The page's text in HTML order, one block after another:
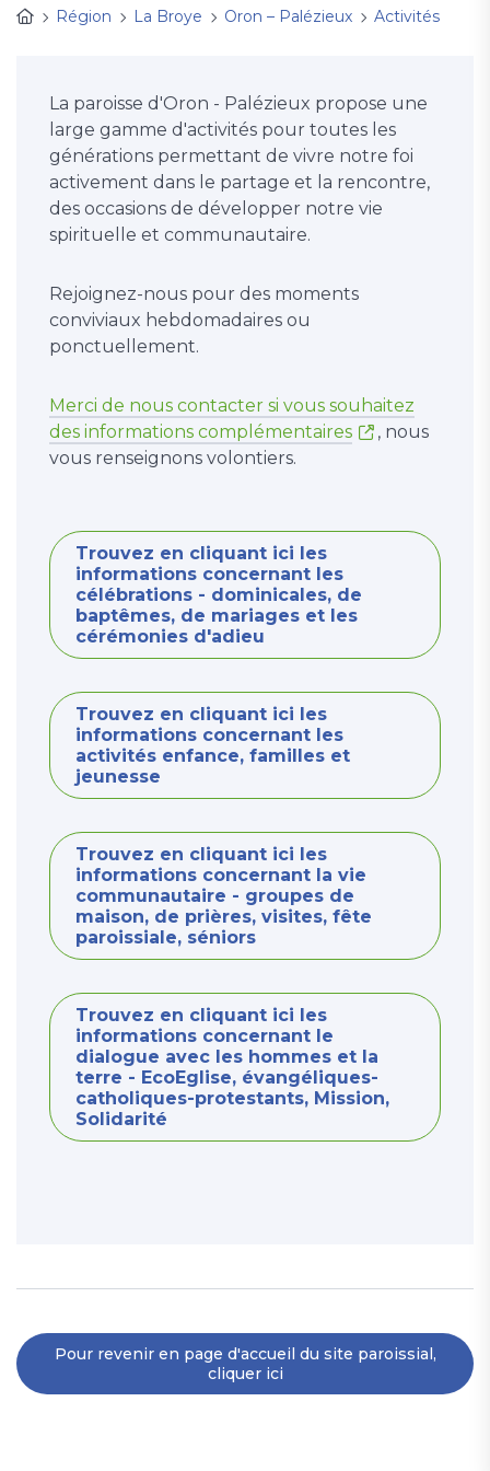
Région
La Broye Oron – Palézieux Activités
La paroisse d'Oron - Palézieux propose une
large gamme d'activités pour toutes les
générations permettant de vivre notre foi
activement dans le partage et la rencontre,
des occasions de développer notre vie
spirituelle et communautaire.
Rejoignez-nous pour des moments
conviviaux hebdomadaires ou
ponctuellement.
Merci de nous contacter si vous souhaitez
des informations complémentaires
, nous
vous renseignons volontiers.
Trouvez en cliquant ici les
informations concernant les
célébrations - dominicales, de
baptêmes, de mariages et les
cérémonies d'adieu
Trouvez en cliquant ici les
informations concernant les
activités enfance, familles et
jeunesse
Trouvez en cliquant ici les
informations concernant la vie
communautaire - groupes de
maison, de prières, visites, fête
paroissiale, séniors
Trouvez en cliquant ici les
informations concernant le
dialogue avec les hommes et la
terre - EcoEglise, évangéliques-
catholiques-protestants, Mission,
Solidarité
Pour revenir en page d'accueil du site paroissial,
cliquer ici